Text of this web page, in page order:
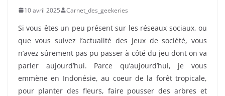
10 avril 2025 Carnet_des_geekeries
Si vous êtes un peu présent sur les réseaux sociaux, ou
que vous suivez l’actualité des jeux de société, vous
n’avez sûrement pas pu passer à côté du jeu dont on va
parler aujourd’hui. Parce qu’aujourd’hui, je vous
emmène en Indonésie, au coeur de la forêt tropicale,
pour planter des fleurs, faire pousser des arbres et